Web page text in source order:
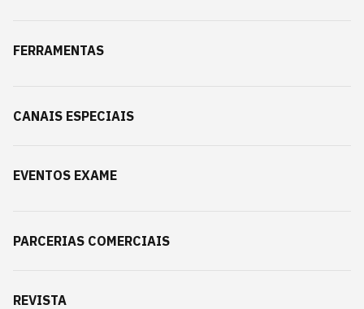
FERRAMENTAS
CANAIS ESPECIAIS
EVENTOS EXAME
PARCERIAS COMERCIAIS
REVISTA